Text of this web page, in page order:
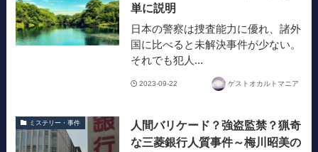
単に説明
日本の警察は捜査能力に優れ、諸外
国に比べると未解決事件が少ない。
それでも犯人...
2023-09-22 ゲストオカルトマニア
ミステリー・事件
人間バリケード？強盗監禁？猟奇
な三菱銀行人質事件～梅川昭美の